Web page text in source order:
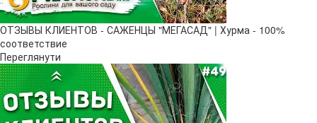
ОТЗЫВЫ КЛИЕНТОВ - САЖЕНЦЫ "МЕГАСАД" | Хурма - 100%
соответствие
Переглянути